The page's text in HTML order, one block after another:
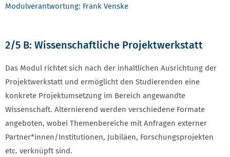
Modulverantwortung: Frank Venske
2/5 B: Wissenschaftliche Projektwerkstatt
Das Modul richtet sich nach der inhaltlichen Ausrichtung der
Projektwerkstatt und ermöglicht den Studierenden eine
konkrete Projektumsetzung im Bereich angewandte
Wissenschaft. Alternierend werden verschiedene Formate
angeboten, wobei Themenbereiche mit Anfragen externer
Partner*innen/Institutionen, Jubiläen, Forschungsprojekten
etc. verknüpft sind.